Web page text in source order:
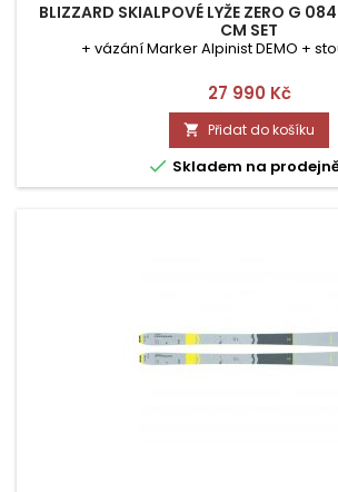
BLIZZARD SKIALPOVÉ LYŽE ZERO G
CM SET
+ vázání Marker Alpinist DEMO +
Cena
27 990 Kč
 Přidat do košíku
 Skladem na